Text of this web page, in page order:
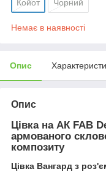
Койот Чорний
Немає в наявності
Опис
Опис
Цівка на АК FAB
армованого
композиту
Цівка Вангард з